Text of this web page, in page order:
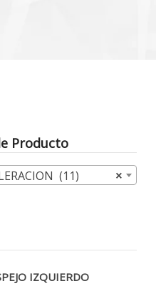
Producto
×
(11)
IZQUIERDO